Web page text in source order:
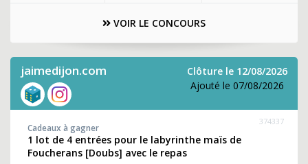
VOIR LE CONCOURS
jaimedijon.com
Clôture le 12/08/2026
Ajouté le 07/08/2026
374337
Cadeaux à gagner
1 lot de 4 entrées pour le labyrinthe maïs de
Foucherans [Doubs] avec le repas